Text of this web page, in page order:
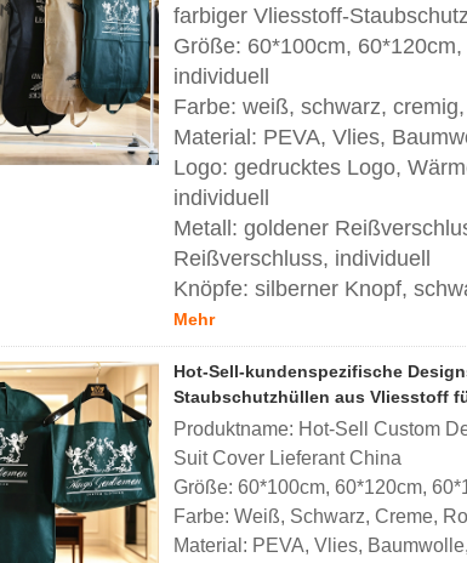
farbiger Vliesstoff-
Größe: 60*100cm,
individuell
Farbe: weiß, schwarz,
Material: PEVA, Vlies,
Logo: gedrucktes Logo,
individuell
Metall: goldener
Reißverschluss, individuell
Knöpfe: silberner Knopf,
Mehr
Hot-Sell-kundenspezifische
Staubschutzhüllen aus Vliesstoff
Produktname: Hot-Sell Custom
Suit Cover Lieferant China
Größe: 60*100cm, 60*120cm,
Farbe: Weiß, Schwarz, Creme,
Material: PEVA, Vlies,